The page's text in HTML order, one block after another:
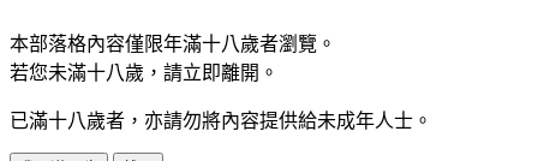
本部落格內容僅限年滿十八歲者瀏覽。
若您未滿十八歲，請立即離開。
已滿十八歲者，亦請勿將內容提供給未成年人士。